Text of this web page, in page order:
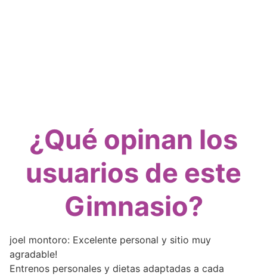
¿Qué opinan los
usuarios de este
Gimnasio?
joel montoro: Excelente personal y sitio muy
agradable!
Entrenos personales y dietas adaptadas a cada